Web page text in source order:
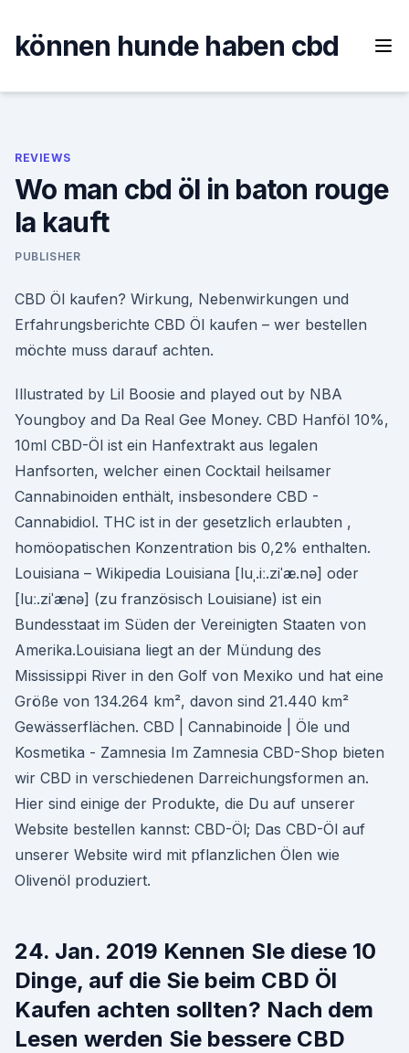
content
können hunde haben cbd
REVIEWS
Wo man cbd öl in baton rouge
la kauft
PUBLISHER
CBD Öl kaufen? Wirkung, Nebenwirkungen und
Erfahrungsberichte CBD Öl kaufen – wer bestellen
möchte muss darauf achten.
Illustrated by Lil Boosie and played out by NBA
Youngboy and Da Real Gee Money. CBD Hanföl 10%,
10ml CBD-Öl ist ein Hanfextrakt aus legalen
Hanfsorten, welcher einen Cocktail heilsamer
Cannabinoiden enthält, insbesondere CBD -
Cannabidiol. THC ist in der gesetzlich erlaubten ,
homöopatischen Konzentration bis 0,2% enthalten.
Louisiana – Wikipedia Louisiana [luˌ.iː.ziˈæ.nə] oder
[luː.ziˈænə] (zu französisch Louisiane) ist ein
Bundesstaat im Süden der Vereinigten Staaten von
Amerika.Louisiana liegt an der Mündung des
Mississippi River in den Golf von Mexiko und hat eine
Größe von 134.264 km², davon sind 21.440 km²
Gewässerflächen. CBD | Cannabinoide | Öle und
Kosmetika - Zamnesia Im Zamnesia CBD-Shop bieten
wir CBD in verschiedenen Darreichungsformen an.
Hier sind einige der Produkte, die Du auf unserer
Website bestellen kannst: CBD-Öl; Das CBD-Öl auf
unserer Website wird mit pflanzlichen Ölen wie
Olivenöl produziert.
24. Jan. 2019 Kennen SIe diese 10
Dinge, auf die Sie beim CBD Öl
Kaufen achten sollten? Nach dem
Lesen werden Sie bessere CBD